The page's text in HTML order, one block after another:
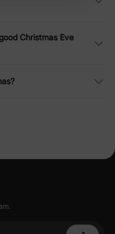
Christmas Eve
notre